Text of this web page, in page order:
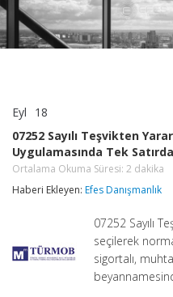
Eyl 18
Teşvikten
Yararlanan
Sigortalılar
Uygulamasında
Satırda
Bildirilebilecek
Ortalama
Okuma
Süresi:
07252 Sayılı Teşvikten
Uygulamasında Tek
Ortalama Okuma Süresi: 2 dakika
Haberi Ekleyen: Efes Danışmanlık
07252 Sayılı
seçilerek
sigortalı,